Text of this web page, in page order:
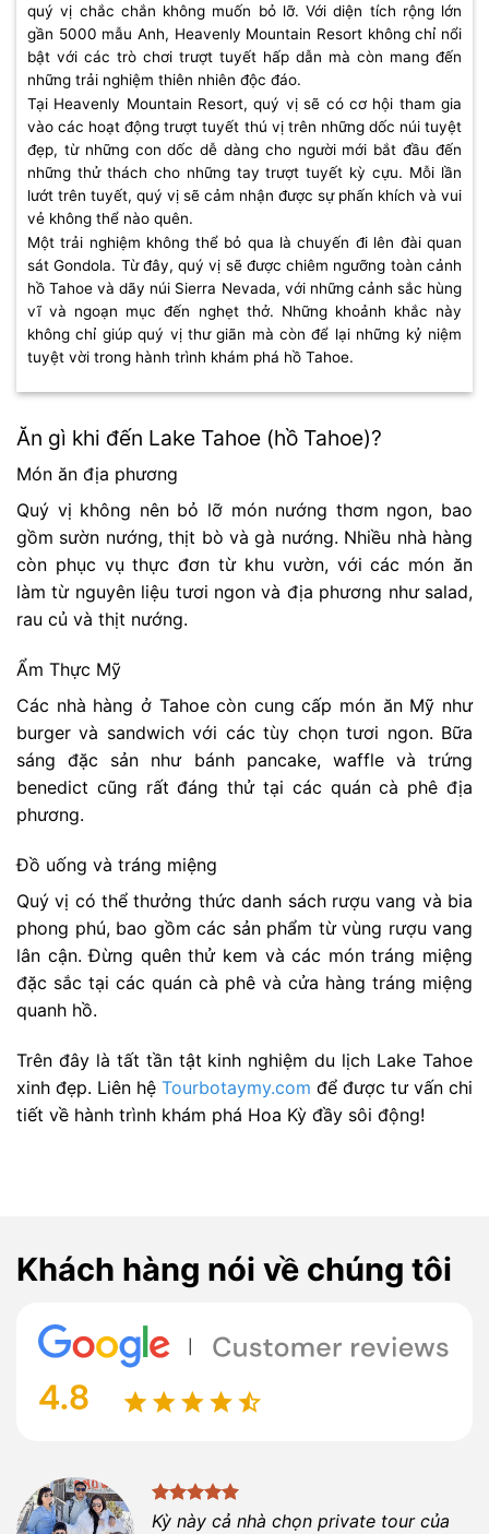
quý vị chắc chắn không muốn bỏ lỡ. Với diện tích rộng lớn
gần 5000 mẫu Anh, Heavenly Mountain Resort không chỉ nổi
bật với các trò chơi trượt tuyết hấp dẫn mà còn mang đến
những trải nghiệm thiên nhiên độc đáo.
Tại Heavenly Mountain Resort, quý vị sẽ có cơ hội tham gia
vào các hoạt động trượt tuyết thú vị trên những dốc núi tuyệt
đẹp, từ những con dốc dễ dàng cho người mới bắt đầu đến
những thử thách cho những tay trượt tuyết kỳ cựu. Mỗi lần
lướt trên tuyết, quý vị sẽ cảm nhận được sự phấn khích và vui
vẻ không thể nào quên.
Một trải nghiệm không thể bỏ qua là chuyến đi lên đài quan
sát Gondola. Từ đây, quý vị sẽ được chiêm ngưỡng toàn cảnh
hồ Tahoe và dãy núi Sierra Nevada, với những cảnh sắc hùng
vĩ và ngoạn mục đến nghẹt thở. Những khoảnh khắc này
không chỉ giúp quý vị thư giãn mà còn để lại những kỷ niệm
tuyệt vời trong hành trình khám phá hồ Tahoe.
Ăn gì khi đến Lake Tahoe (hồ Tahoe)?
Món ăn địa phương
Quý vị không nên bỏ lỡ món nướng thơm ngon, bao
gồm sườn nướng, thịt bò và gà nướng. Nhiều nhà hàng
còn phục vụ thực đơn từ khu vườn, với các món ăn
làm từ nguyên liệu tươi ngon và địa phương như salad,
rau củ và thịt nướng.
Ẩm Thực Mỹ
Các nhà hàng ở Tahoe còn cung cấp món ăn Mỹ như
burger và sandwich với các tùy chọn tươi ngon. Bữa
sáng đặc sản như bánh pancake, waffle và trứng
benedict cũng rất đáng thử tại các quán cà phê địa
phương.
Đồ uống và tráng miệng
Quý vị có thể thưởng thức danh sách rượu vang và bia
phong phú, bao gồm các sản phẩm từ vùng rượu vang
lân cận. Đừng quên thử kem và các món tráng miệng
đặc sắc tại các quán cà phê và cửa hàng tráng miệng
quanh hồ.
Trên đây là tất tần tật kinh nghiệm du lịch Lake Tahoe
xinh đẹp. Liên hệ Tourbotaymy.com để được tư vấn chi
tiết về hành trình khám phá Hoa Kỳ đầy sôi động!
Khách hàng nói về chúng tôi
Kỳ này cả nhà chọn private tour của